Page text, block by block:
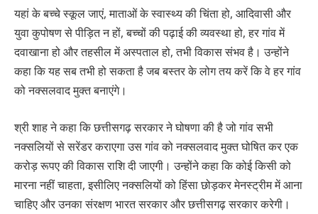
यहां के बच्चे स्कूल जाएं, माताओं के स्वास्थ्य की चिंता हो, आदिवासी और
युवा कुपोषण से पीड़ित न हों, बच्चों की पढ़ाई की व्यवस्था हो, हर गांव में
दवाखाना हो और तहसील में अस्पताल हो, तभी विकास संभव है। उन्होंने
कहा कि यह सब तभी हो सकता है जब बस्तर के लोग तय करें कि वे हर गांव
को नक्सलवाद मुक्त बनाएंगे।
श्री शाह ने कहा कि छत्तीसगढ़ सरकार ने घोषणा की है जो गांव सभी
नक्सलियों से सरेंडर कराएगा उस गांव को नक्सलवाद मुक्त घोषित कर एक
करोड़ रूपए की विकास राशि दी जाएगी। उन्होंने कहा कि कोई किसी को
मारना नहीं चाहता, इसीलिए नक्सलियों को हिंसा छोड़कर मेनस्ट्रीम में आना
चाहिए और उनका संरक्षण भारत सरकार और छत्तीसगढ़ सरकार करेगी।